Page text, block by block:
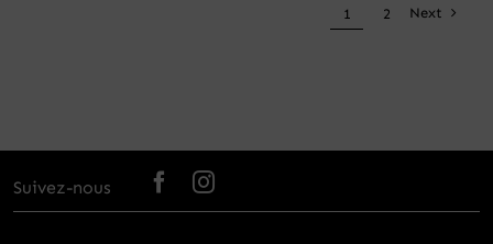
1 2 Next
Suivez-nous